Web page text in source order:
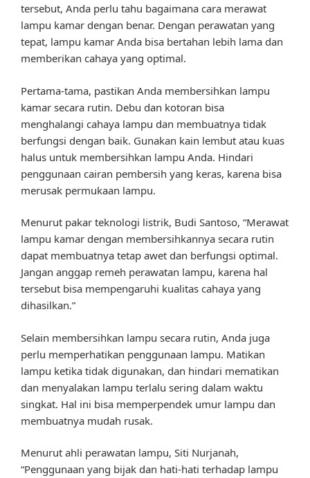
tersebut, Anda perlu tahu bagaimana cara merawat
lampu kamar dengan benar. Dengan perawatan yang
tepat, lampu kamar Anda bisa bertahan lebih lama dan
memberikan cahaya yang optimal.
Pertama-tama, pastikan Anda membersihkan lampu
kamar secara rutin. Debu dan kotoran bisa
menghalangi cahaya lampu dan membuatnya tidak
berfungsi dengan baik. Gunakan kain lembut atau kuas
halus untuk membersihkan lampu Anda. Hindari
penggunaan cairan pembersih yang keras, karena bisa
merusak permukaan lampu.
Menurut pakar teknologi listrik, Budi Santoso, “Merawat
lampu kamar dengan membersihkannya secara rutin
dapat membuatnya tetap awet dan berfungsi optimal.
Jangan anggap remeh perawatan lampu, karena hal
tersebut bisa mempengaruhi kualitas cahaya yang
dihasilkan.”
Selain membersihkan lampu secara rutin, Anda juga
perlu memperhatikan penggunaan lampu. Matikan
lampu ketika tidak digunakan, dan hindari mematikan
dan menyalakan lampu terlalu sering dalam waktu
singkat. Hal ini bisa memperpendek umur lampu dan
membuatnya mudah rusak.
Menurut ahli perawatan lampu, Siti Nurjanah,
“Penggunaan yang bijak dan hati-hati terhadap lampu